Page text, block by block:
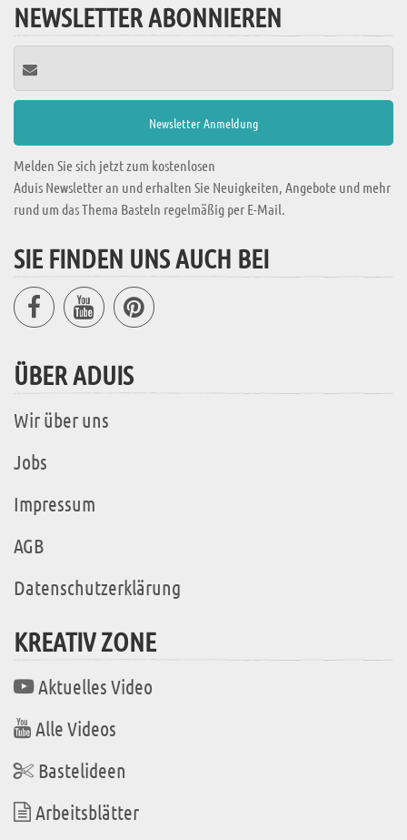
NEWSLETTER ABONNIEREN
Melden Sie sich jetzt zum kostenlosen
Aduis Newsletter an und erhalten Sie Neuigkeiten, Angebote und mehr
rund um das Thema Basteln regelmäßig per E-Mail.
SIE FINDEN UNS AUCH BEI
ÜBER ADUIS
Wir über uns
Jobs
Impressum
AGB
Datenschutzerklärung
KREATIV ZONE
Aktuelles Video
Alle Videos
Bastelideen
Arbeitsblätter